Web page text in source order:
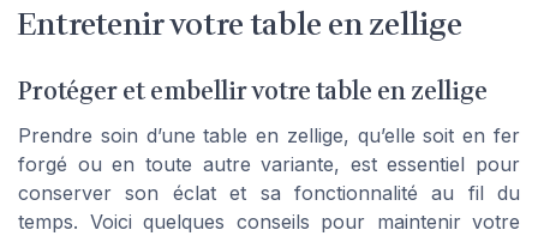
Entretenir votre table en zellige
Protéger et embellir votre table en zellige
Prendre soin d’une table en zellige, qu’elle soit en fer
forgé ou en toute autre variante, est essentiel pour
conserver son éclat et sa fonctionnalité au fil du
temps. Voici quelques conseils pour maintenir votre